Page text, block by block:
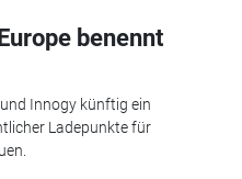
benennt
Innogy künftig ein
Ladepunkte für